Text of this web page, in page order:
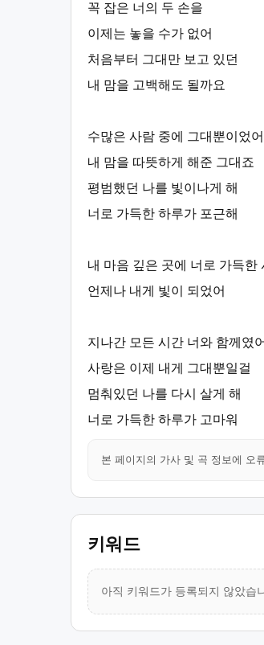
꼭 잡은 너의 두 손을
이제는 놓을 수가 없어
처음부터 그대만 보고 있던
내 맘을 고백해도 될까요
수많은 사람 중에 그대뿐이었어
내 맘을 따뜻하게 해준 그대죠
평범했던 나를 빛이나게 해
너로 가득한 하루가 포근해
내 마음 깊은 곳에 너로 가득한
언제나 내게 빛이 되었어
지나간 모든 시간 너와 함께였어
사랑은 이제 내게 그대뿐일걸
멈춰있던 나를 다시 살게 해
너로 가득한 하루가 고마워
본 페이지의 가사 및 곡 정보에 오
키워드
아직 키워드가 등록되지 않았습